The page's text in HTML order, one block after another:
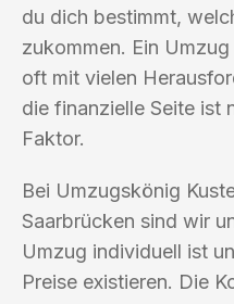
du dich bestimmt,
zukommen. Ein
oft mit vielen
die finanzielle Seite ist
Faktor.
Bei Umzugskönig
Saarbrücken sind wir
Umzug individuell ist
Preise existieren. Die